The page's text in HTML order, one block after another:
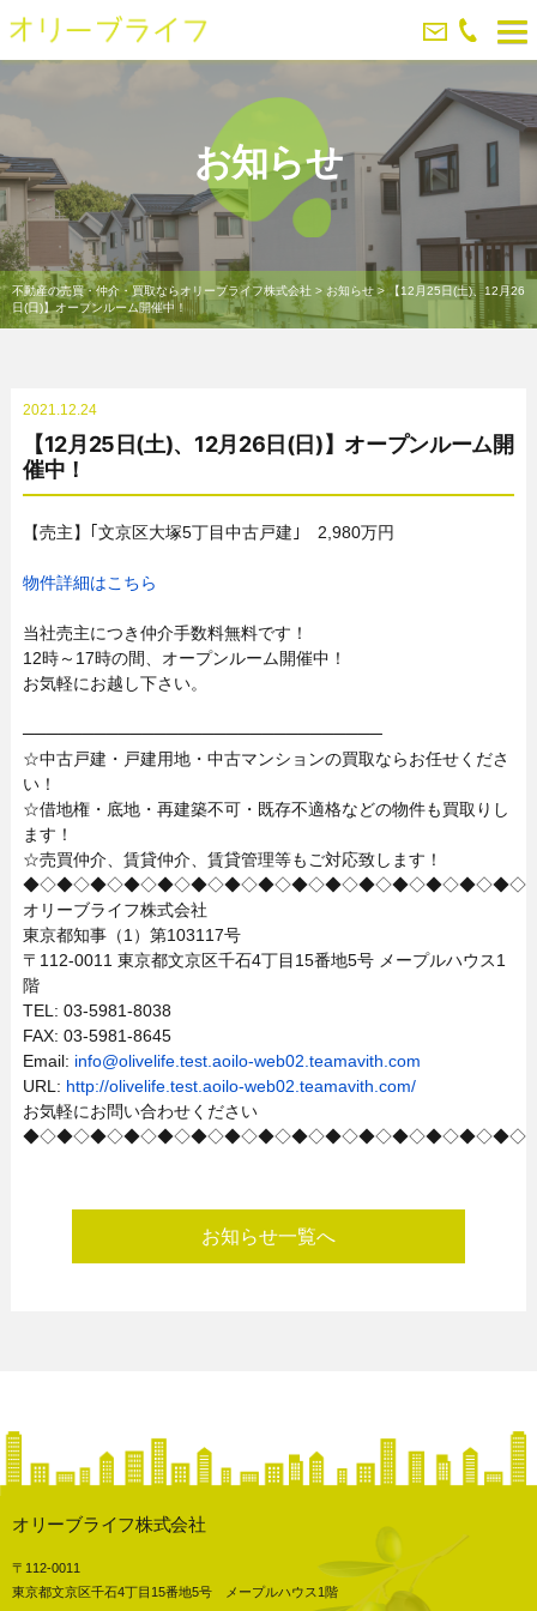
お知らせ
不動産の売買・仲介・買取ならオリーブライフ株式会社 > お知らせ> 【12月25日(土)、12月26
日(日)】オープンルーム開催中！
2021.12.24
【12月25日(土)、12月26日(日)】オープンルーム開
催中！
【売主】｢文京区大塚5丁目中古戸建｣ 2,980万円
物件詳細はこちら
当社売主につき仲介手数料無料です！
12時～17時の間、オープンルーム開催中！
お気軽にお越し下さい。
──────────────────────────────
☆中古戸建・戸建用地・中古マンションの買取ならお任せくださ
い！
☆借地権・底地・再建築不可・既存不適格などの物件も買取りし
ます！
☆売買仲介、賃貸仲介、賃貸管理等もご対応致します！
◆◇◆◇◆◇◆◇◆◇◆◇◆◇◆◇◆◇◆◇◆◇◆◇◆◇◆◇◆◇
オリーブライフ株式会社
東京都知事（1）第103117号
〒112-0011 東京都文京区千石4丁目15番地5号 メープルハウス1
階
TEL: 03-5981-8038
FAX: 03-5981-8645
Email: info@olivelife.test.aoilo-web02.teamavith.com
URL: http://olivelife.test.aoilo-web02.teamavith.com/
お気軽にお問い合わせください
◆◇◆◇◆◇◆◇◆◇◆◇◆◇◆◇◆◇◆◇◆◇◆◇◆◇◆◇◆◇
お知らせ一覧へ
オリーブライフ株式会社
〒112-0011
東京都文京区千石4丁目15番地5号 メープルハウス1階